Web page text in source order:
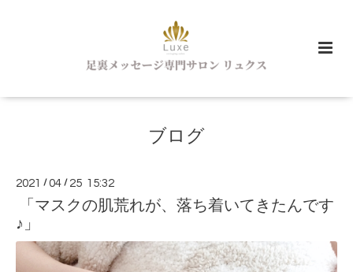
ブログ
2021 /04 / 25 15:32
「マスクの肌荒れが、落ち着いてきたんです
♪」